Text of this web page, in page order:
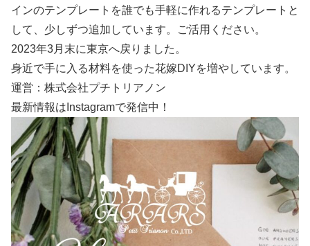
インのテンプレートを誰でも手軽に作れるテンプレートと
して、少しずつ追加しています。ご活用ください。
2023年3月末に東京へ戻りました。
身近で手に入る材料を使った花嫁DIYを増やしています。
運営：株式会社プチトリアノン
最新情報はInstagramで発信中！